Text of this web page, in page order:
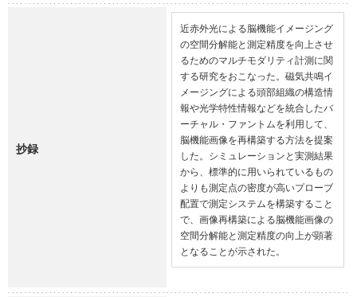
抄録
近赤外光による脳機能イメージング
の空間分解能と測定精度を向上させ
るためのマルチモダリティ計測に関
する研究をおこなった。磁気共鳴イ
メージングによる頭部組織の構造情
報や光学特性情報などを統合したバ
ーチャル・ファントムを利用して、
脳機能画像を再構築する方法を提案
した。シミュレーションと実測結果
から、標準的に用いられているもの
よりも測定点の密度が高いプローブ
配置で測定システムを構築すること
で、画像再構築による脳機能画像の
空間分解能と測定精度の向上が顕著
となることが示された。